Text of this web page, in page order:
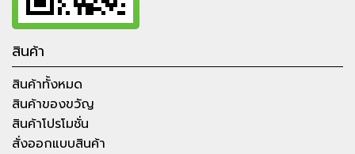
สินค้า
สินค้าทั้งหมด
สินค้าของขวัญ
สินค้าโปรโมชั่น
สั่งออกแบบสินค้า